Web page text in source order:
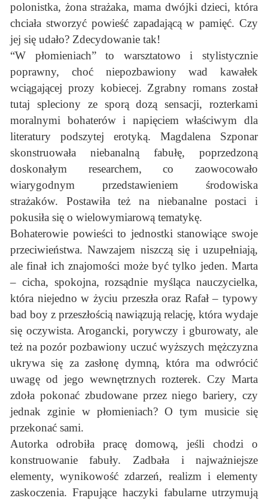
polonistka, żona strażaka, mama dwójki dzieci, która
chciała stworzyć powieść zapadającą w pamięć. Czy
jej się udało? Zdecydowanie tak!
“W płomieniach” to warsztatowo i stylistycznie
poprawny, choć niepozbawiony wad kawałek
wciągającej prozy kobiecej. Zgrabny romans został
tutaj spleciony ze sporą dozą sensacji, rozterkami
moralnymi bohaterów i napięciem właściwym dla
literatury podszytej erotyką. Magdalena Szponar
skonstruowała niebanalną fabułę, poprzedzoną
doskonałym researchem, co zaowocowało
wiarygodnym przedstawieniem środowiska
strażaków. Postawiła też na niebanalne postaci i
pokusiła się o wielowymiarową tematykę.
Bohaterowie powieści to jednostki stanowiące swoje
przeciwieństwa. Nawzajem niszczą się i uzupełniają,
ale finał ich znajomości może być tylko jeden. Marta
– cicha, spokojna, rozsądnie myśląca nauczycielka,
która niejedno w życiu przeszła oraz Rafał – typowy
bad boy z przeszłością nawiązują relację, która wydaje
się oczywista. Arogancki, porywczy i gburowaty, ale
też na pozór pozbawiony uczuć wyższych mężczyzna
ukrywa się za zasłonę dymną, która ma odwrócić
uwagę od jego wewnętrznych rozterek. Czy Marta
zdoła pokonać zbudowane przez niego bariery, czy
jednak zginie w płomieniach? O tym musicie się
przekonać sami.
Autorka odrobiła pracę domową, jeśli chodzi o
konstruowanie fabuły. Zadbała i najważniejsze
elementy, wynikowość zdarzeń, realizm i elementy
zaskoczenia. Frapujące haczyki fabularne utrzymują